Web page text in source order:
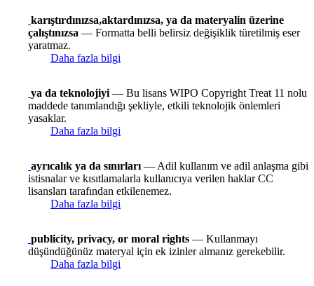
karıştırdınızsa,aktardınızsa, ya da materyalin üzerine
çalıştınızsa — Formatta belli belirsiz değişiklik türetilmiş eser
yaratmaz.
Daha fazla bilgi
ya da teknolojiyi — Bu lisans WIPO Copyright Treat 11 nolu
maddede tanımlandığı şekliyle, etkili teknolojik önlemleri
yasaklar.
Daha fazla bilgi
ayrıcalık ya da sınırları — Adil kullanım ve adil anlaşma gibi
istisnalar ve kısıtlamalarla kullanıcıya verilen haklar CC
lisansları tarafından etkilenemez.
Daha fazla bilgi
publicity, privacy, or moral rights — Kullanmayı
düşündüğünüz materyal için ek izinler almanız gerekebilir.
Daha fazla bilgi